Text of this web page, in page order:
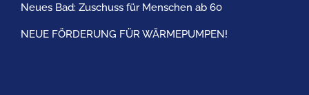
Neues Bad: Zuschuss für Menschen ab 60
NEUE FÖRDERUNG FÜR WÄRMEPUMPEN!